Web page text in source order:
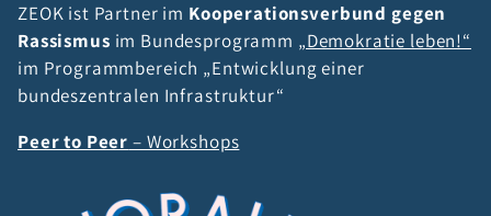
ZEOK ist Partner im Kooperationsverbund gegen
Rassismus im Bundesprogramm „Demokratie leben!“
im Programmbereich „Entwicklung einer
bundeszentralen Infrastruktur“
Peer to Peer – Workshops